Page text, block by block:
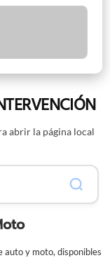
abrir la página local
auto y moto, disponibles